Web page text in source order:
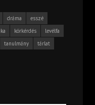
dráma
esszé
körkérdés
levélfa
tanulmány
tárlat